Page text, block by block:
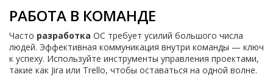
РАБОТА В КОМАНДЕ
Часто разработка ОС требует усилий большого числа
людей. Эффективная коммуникация внутри команды — ключ
к успеху. Используйте инструменты управления проектами,
такие как Jira или Trello, чтобы оставаться на одной волне.